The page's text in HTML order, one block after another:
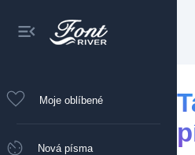
Moje oblíbené
Nová písma